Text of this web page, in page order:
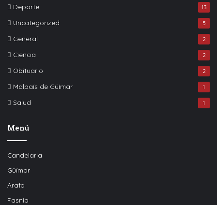
Deporte 13
Uncategorized 5
General 2
Ciencia 2
Obituario 2
Malpaís de Güímar 1
Salud 1
Menú
Candelaria
Güímar
Arafo
Fasnia